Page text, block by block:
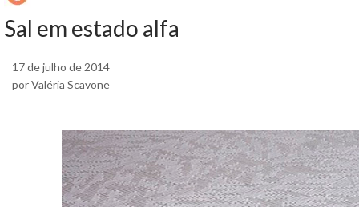
Sal em estado alfa
17 de julho de 2014
por Valéria Scavone